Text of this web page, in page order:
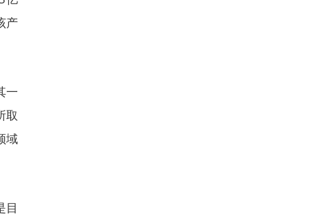
产
一
取
域
目